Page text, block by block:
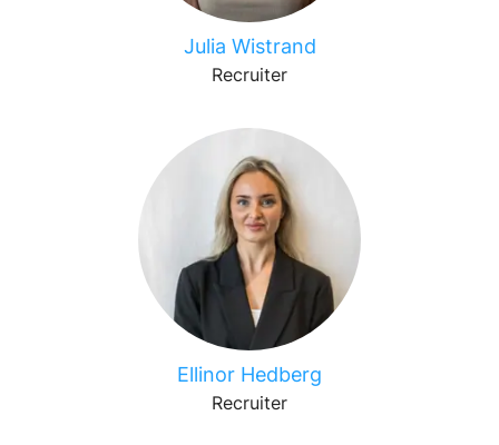
Julia Wistrand
Recruiter
Ellinor Hedberg
Recruiter